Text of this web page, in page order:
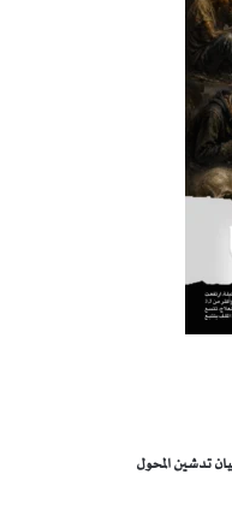
تدشين المحول